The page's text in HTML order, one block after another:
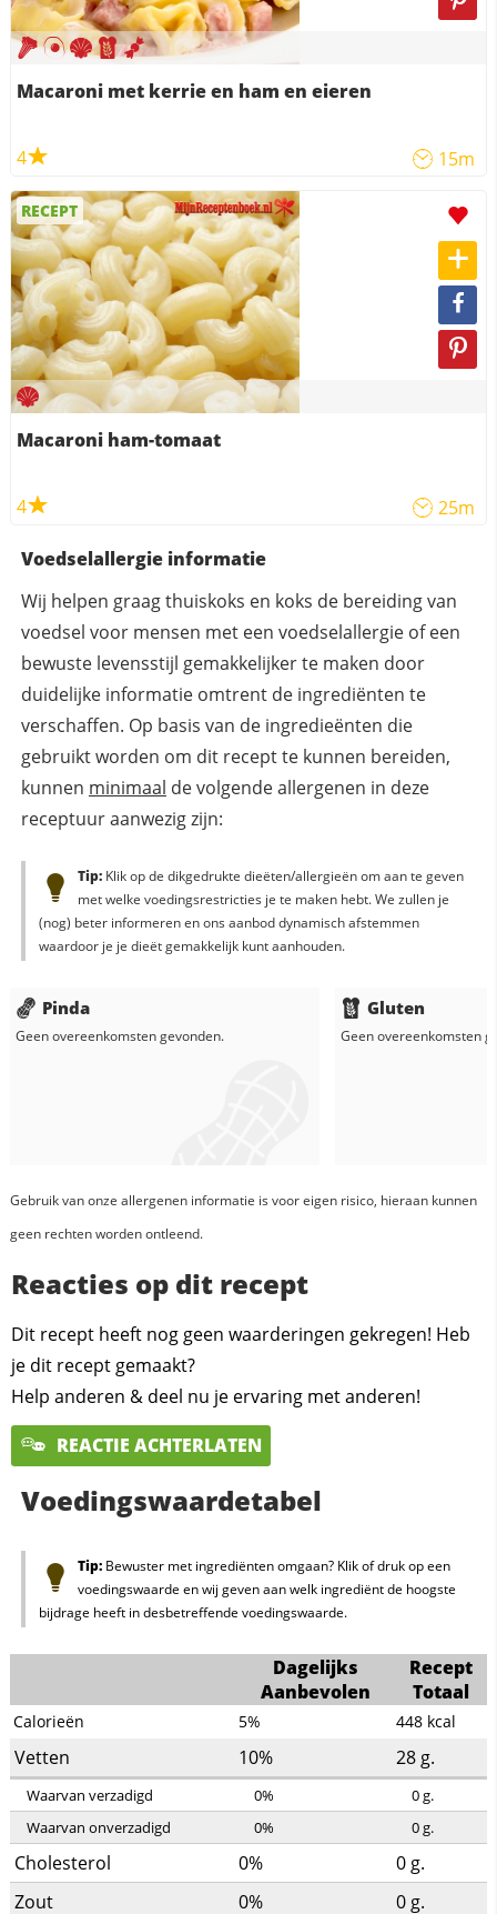
Macaroni met kerrie en ham en eieren
4 15m
RECEPT
Macaroni ham-tomaat
4 25m
Voedselallergie informatie
Wij helpen graag thuiskoks en koks de bereiding van
voedsel voor mensen met een voedselallergie of een
bewuste levensstijl gemakkelijker te maken door
duidelijke informatie omtrent de ingrediënten te
verschaffen. Op basis van de ingredieënten die
gebruikt worden om dit recept te kunnen bereiden,
kunnen minimaal de volgende allergenen in deze
receptuur aanwezig zijn:
Tip:Klik op de dikgedrukte dieëten/allergieën om aan te geven
met welke voedingsrestricties je te maken hebt. We zullen je
(nog) beter informeren en ons aanbod dynamisch afstemmen
waardoor je je dieët gemakkelijk kunt aanhouden.
Pinda
Geen overeenkomsten gevonden.
Gluten
Geen overeenkomsten
Gebruik van onze allergenen informatie is voor eigen risico, hieraan kunnen
geen rechten worden ontleend.
Reacties op dit recept
Dit recept heeft nog geen waarderingen gekregen! Heb
je dit recept gemaakt?
Help anderen & deel nu je ervaring met anderen!
REACTIE ACHTERLATEN
Voedingswaardetabel
Tip:Bewuster met ingrediënten omgaan? Klik of druk op een
voedingswaarde en wij geven aan welk ingrediënt de hoogste
bijdrage heeft in desbetreffende voedingswaarde.
Dagelijks
Aanbevolen
Recept
Totaal
Calorieën 5% 448 kcal
Vetten 10% 28 g.
Waarvan verzadigd 0% 0g.
Waarvan onverzadigd
0% 0g.
Cholesterol 0% 0 g.
Zout
0% 0 g.